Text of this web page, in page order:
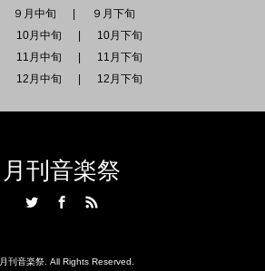
９月中旬
９月下旬
10月中旬
10月下旬
11月中旬
11月下旬
12月中旬 12月下旬
月刊音楽祭
月刊音楽祭. All Rights Reserved.